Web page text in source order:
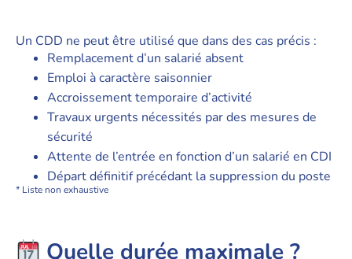
Un CDD ne peut être utilisé que dans des cas précis :
Remplacement d’un salarié absent
Emploi à caractère saisonnier
Accroissement temporaire d’activité
Travaux urgents nécessités par des mesures de
sécurité
Attente de l’entrée en fonction d’un salarié en CDI
Départ définitif précédant la suppression du poste
* Liste non exhaustive
Quelle durée maximale ?